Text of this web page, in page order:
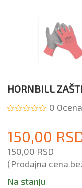
HORNBILL
0 Ocena
150,00
150,00 RSD
(Prodajna cena
Na stanju